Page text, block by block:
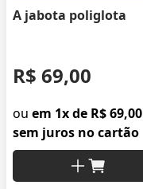
A jabota poliglota
R$ 69,00
ou em 1x de R$ 69,00
sem juros no cartão